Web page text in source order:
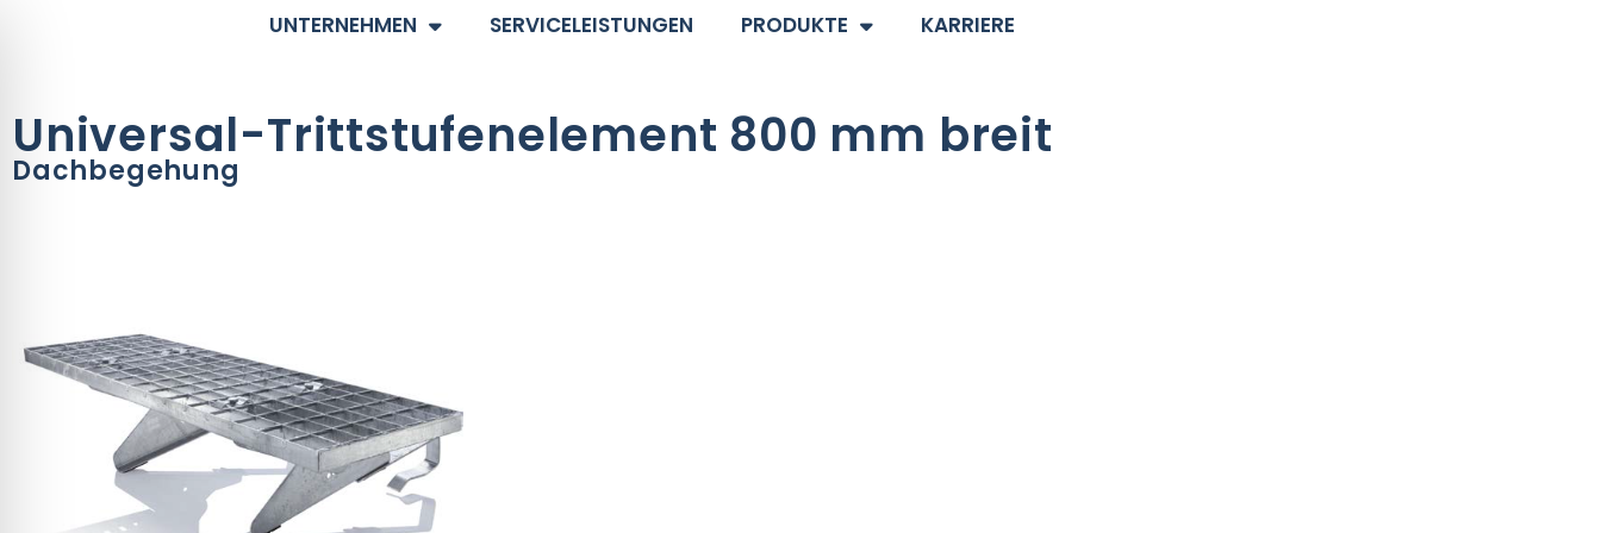
UNTERNEHMEN SERVICELEISTUNGEN PRODUKTE KARRIERE
Universal-Trittstufenelement 800 mm breit
Dachbegehung